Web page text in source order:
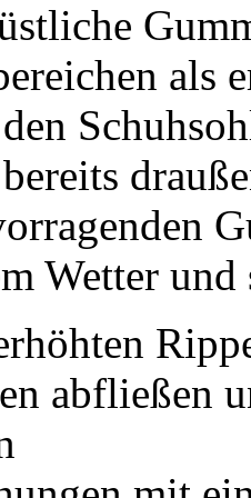
als
Wetter und
abfließen